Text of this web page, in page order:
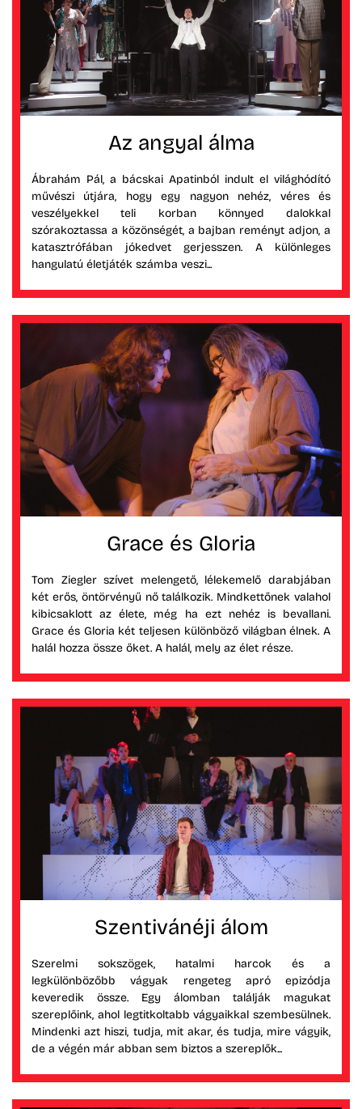
Az angyal álma
Ábrahám Pál, a bácskai Apatinból indult el világhódító
művészi útjára, hogy egy nagyon nehéz, véres és
veszélyekkel teli korban könnyed dalokkal
szórakoztassa a közönségét, a bajban reményt adjon, a
katasztrófában jókedvet gerjesszen. A különleges
hangulatú életjáték számba veszi...
Grace és Gloria
Tom Ziegler szívet melengető, lélekemelő darabjában
két erős, öntörvényű nő találkozik. Mindkettőnek valahol
kibicsaklott az élete, még ha ezt nehéz is bevallani.
Grace és Gloria két teljesen különböző világban élnek. A
halál hozza össze őket. A halál, mely az élet része.
Szentivánéji álom
Szerelmi sokszögek, hatalmi harcok és a
legkülönbözőbb vágyak rengeteg apró epizódja
keveredik össze. Egy álomban találják magukat
szereplőink, ahol legtitkoltabb vágyaikkal szembesülnek.
Mindenki azt hiszi, tudja, mit akar, és tudja, mire vágyik,
de a végén már abban sem biztos a szereplők...